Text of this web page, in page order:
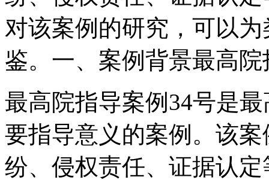
对该案例的研究，可以
鉴。一、案例背景最高
最高院指导案例34号是
要指导意义的案例。该
纷、侵权责任、证据认